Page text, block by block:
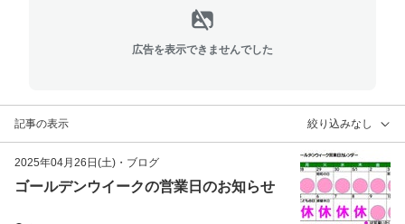
広告を表示できませんでした
記事の表示 絞り込みなし
2025年04月26日(土) ・ ブログ
ゴールデンウイークの営業日のお知らせ